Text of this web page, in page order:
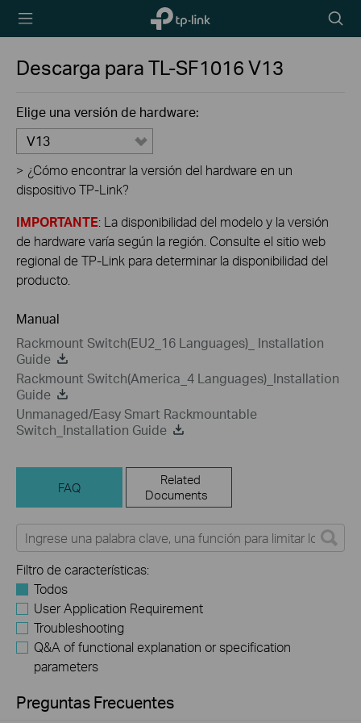
TP-Link,
Reliably
icon
Descarga paraTL-SF1016V13
Elige una versión de hardware:
V13
> ¿Cómo encontrar la versión del hardware en un
dispositivo TP-Link?
IMPORTANTE: La disponibilidad del modelo y la versión
de hardware varía según la región. Consulte el sitio web
regional de TP-Link para determinar la disponibilidad del
producto.
Manual
Rackmount Switch(EU2_16 Languages)_ Installation
Guide
Rackmount Switch(America_4 Languages)_Installation
Guide
Unmanaged/Easy Smart Rackmountable
Switch_Installation Guide
FAQ
Related
Documents
Filtro de características:
Todos
User Application Requirement
Troubleshooting
Q&A of functional explanation or specification
parameters
Preguntas Frecuentes